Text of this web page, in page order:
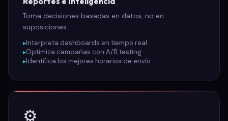
Toma decisiones basadas en datos, no en
suposiciones.
Interpreta dashboards en tiempo real
Optimiza campañas con A/B testing
Identifica los mejores horarios de envío
⚙️